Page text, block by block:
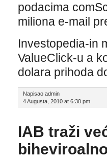
podacima
miliona e-mail
Investopedia-in
ValueClick-u a
dolara prihoda
Napisao admin
4 Augusta, 2010 at 6:30 pm
IAB traži